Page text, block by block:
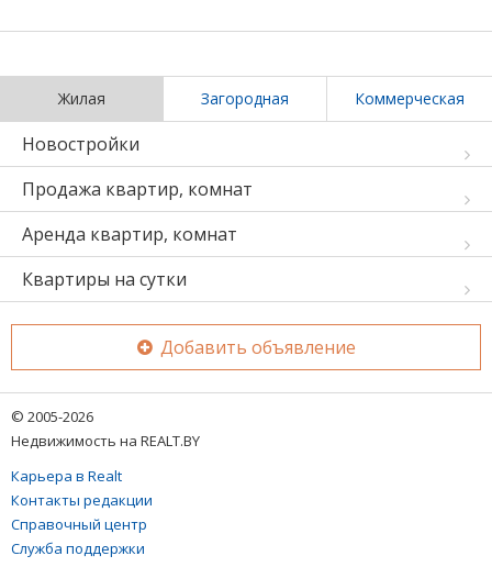
Жилая Загородная Коммерческая
Новостройки
Продажа квартир, комнат
Аренда квартир, комнат
Квартиры на сутки
Добавить объявление
© 2005-2026
Недвижимость на REALT.BY
Карьера в Realt
Контакты редакции
Справочный центр
Служба поддержки